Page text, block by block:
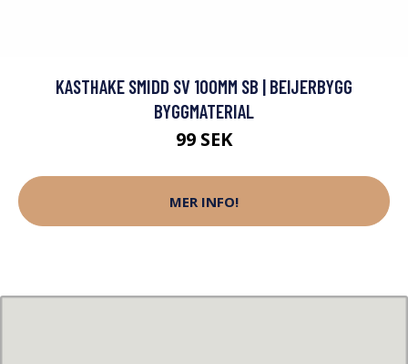
KASTHAKE SMIDD SV 100MM SB | BEIJERBYGG
BYGGMATERIAL
99 SEK
MER INFO!